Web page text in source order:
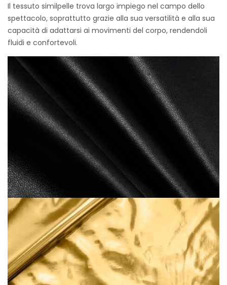
Il tessuto similpelle trova largo impiego nel campo dello
spettacolo, soprattutto grazie alla sua versatilità e alla sua
capacità di adattarsi ai movimenti del corpo, rendendoli
fluidi e confortevoli.